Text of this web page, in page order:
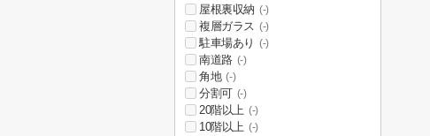
屋根裏収納 (-)
複層ガラス (-)
駐車場あり (-)
南道路 (-)
角地 (-)
分割可 (-)
20階以上 (-)
10階以上 (-)